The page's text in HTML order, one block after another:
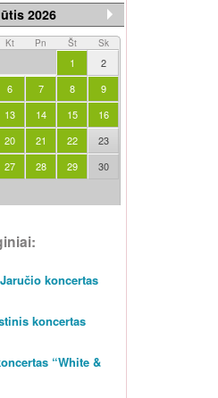
2026
Kt Pn Št Sk
1
2
6 7 8
9
13 14 15
16
20 21 22
23
27 28 29
30
koncertas
koncertas
“White &